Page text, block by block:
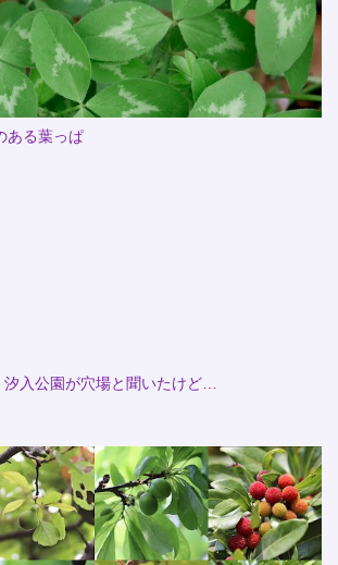
ある葉っぱ
汐入公園が穴場と聞いたけど…